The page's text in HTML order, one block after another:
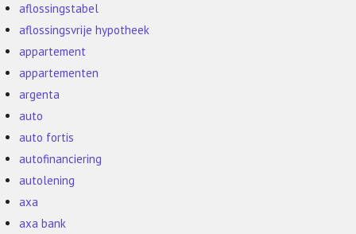
aflossingstabel
aflossingsvrije hypotheek
appartement
appartementen
argenta
auto
auto fortis
autofinanciering
autolening
axa
axa bank